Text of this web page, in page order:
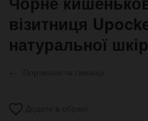
візитниця
натуральної